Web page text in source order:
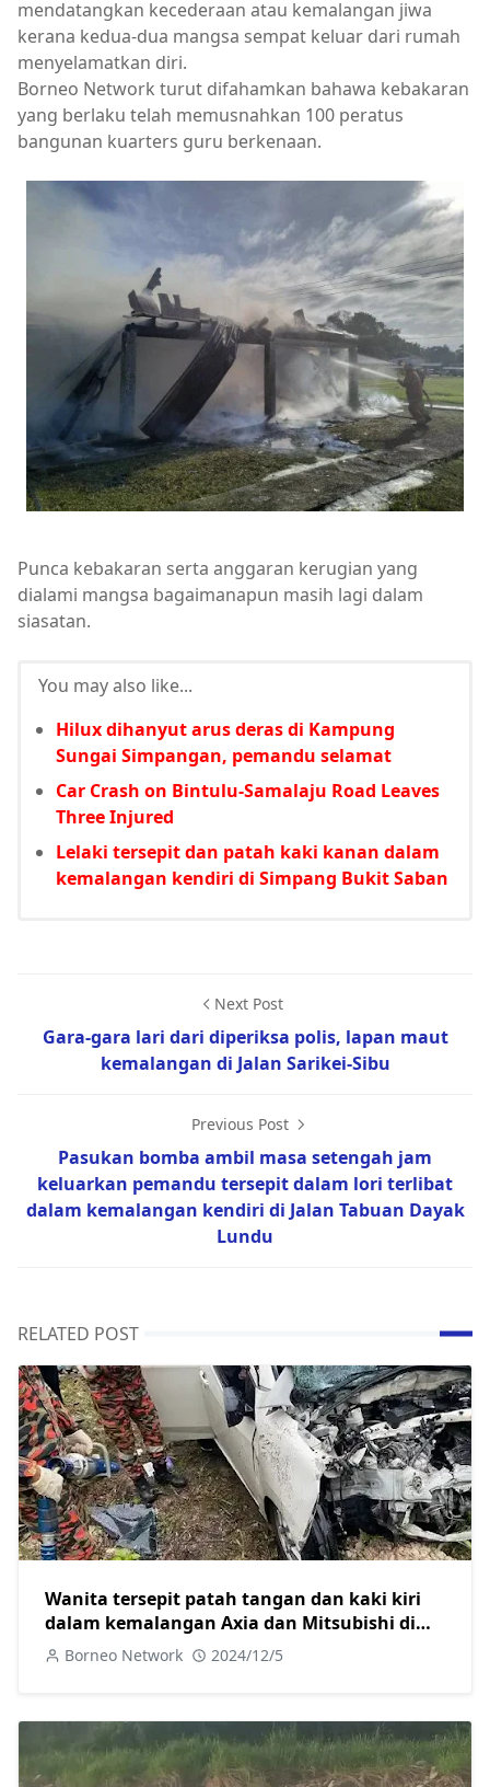
mendatangkan kecederaan atau kemalangan jiwa
kerana kedua-dua mangsa sempat keluar dari rumah
menyelamatkan diri.
Borneo Network turut difahamkan bahawa kebakaran
yang berlaku telah memusnahkan 100 peratus
bangunan kuarters guru berkenaan.
Punca kebakaran serta anggaran kerugian yang
dialami mangsa bagaimanapun masih lagi dalam
siasatan.
You may also like...
Hilux dihanyut arus deras di Kampung
Sungai Simpangan, pemandu selamat
Car Crash on Bintulu-Samalaju Road Leaves
Three Injured
Lelaki tersepit dan patah kaki kanan dalam
kemalangan kendiri di Simpang Bukit Saban
Next Post
Gara-gara lari dari diperiksa polis, lapan maut
kemalangan di Jalan Sarikei-Sibu
Previous Post
Pasukan bomba ambil masa setengah jam
keluarkan pemandu tersepit dalam lori terlibat
dalam kemalangan kendiri di Jalan Tabuan Dayak
Lundu
RELATED POST
Wanita tersepit patah tangan dan kaki kiri
dalam kemalangan Axia dan Mitsubishi di
Jalan Camar
Borneo Network 2024/12/5